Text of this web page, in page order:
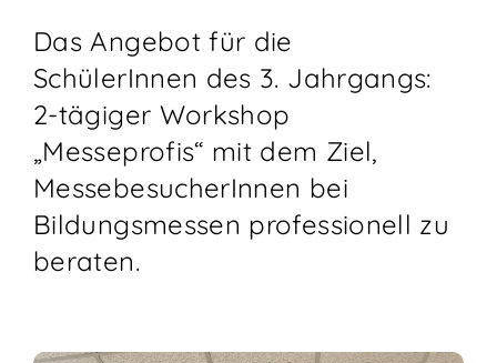
Das Angebot für die
SchülerInnen des 3. Jahrgangs:
2-tägiger Workshop
„Messeprofis“ mit dem Ziel,
MessebesucherInnen bei
Bildungsmessen professionell zu
beraten.